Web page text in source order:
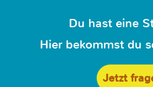
Du hast eine
Hier bekommst du
Jetzt